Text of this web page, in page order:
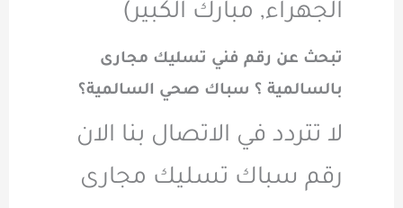
الجهراء, مبارك الكبير)
تبحث عن رقم فني تسليك مجارى
بالسالمية ؟ سباك صحي السالمية؟
لا تتردد في الاتصال بنا الان
رقم سباك تسليك مجارى